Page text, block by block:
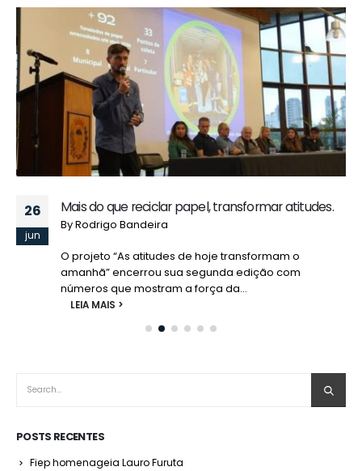
26
jun
Mais do que reciclar papel, transformar atitudes.
ByRodrigo Bandeira
O projeto “As atitudes de hoje transformam o
amanhã” encerrou sua segunda edição com
números que mostram a força da...
LEIA MAIS
POSTS RECENTES
Fiep homenageia Lauro Furuta